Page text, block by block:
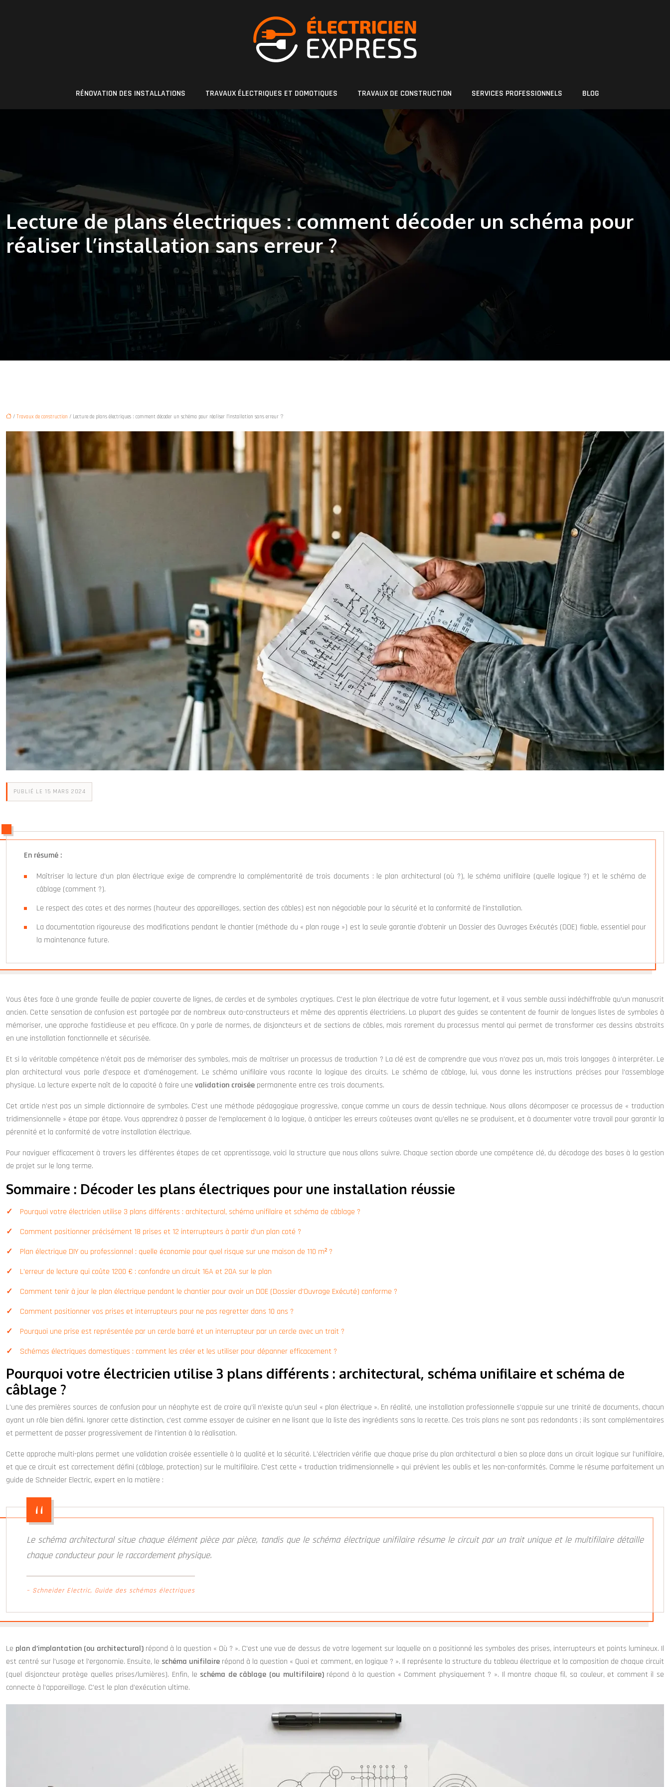
RÉNOVATION DES INSTALLATIONS TRAVAUX ÉLECTRIQUES ET DOMOTIQUES TRAVAUX DE CONSTRUCTION SERVICES PROFESSIONNELS BLOG
Lecture de plans électriques : comment décoder un schéma pour
réaliser l’installation sans erreur ?
/ Travaux de construction / Lecture de plans électriques : comment décoder un schéma pour réaliser l’installation sans erreur ?
PUBLIÉ LE 15 MARS 2024
En résumé :
Maîtriser la lecture d’un plan électrique exige de comprendre la complémentarité de trois documents : le plan architectural (où ?), le schéma unifilaire (quelle logique ?) et le schéma de
câblage (comment ?).
Le respect des cotes et des normes (hauteur des appareillages, section des câbles) est non négociable pour la sécurité et la conformité de l’installation.
La documentation rigoureuse des modifications pendant le chantier (méthode du « plan rouge ») est la seule garantie d’obtenir un Dossier des Ouvrages Exécutés (DOE) fiable, essentiel pour
la maintenance future.
Vous êtes face à une grande feuille de papier couverte de lignes, de cercles et de symboles cryptiques. C’est le plan électrique de votre futur logement, et il vous semble aussi indéchiffrable qu’un manuscrit
ancien. Cette sensation de confusion est partagée par de nombreux auto-constructeurs et même des apprentis électriciens. La plupart des guides se contentent de fournir de longues listes de symboles à
mémoriser, une approche fastidieuse et peu efficace. On y parle de normes, de disjoncteurs et de sections de câbles, mais rarement du processus mental qui permet de transformer ces dessins abstraits
en une installation fonctionnelle et sécurisée.
Et si la véritable compétence n’était pas de mémoriser des symboles, mais de maîtriser un processus de traduction ? La clé est de comprendre que vous n’avez pas un, mais trois langages à interpréter. Le
plan architectural vous parle d’espace et d’aménagement. Le schéma unifilaire vous raconte la logique des circuits. Le schéma de câblage, lui, vous donne les instructions précises pour l’assemblage
physique. La lecture experte naît de la capacité à faire une validation croisée permanente entre ces trois documents.
Cet article n’est pas un simple dictionnaire de symboles. C’est une méthode pédagogique progressive, conçue comme un cours de dessin technique. Nous allons décomposer ce processus de « traduction
tridimensionnelle » étape par étape. Vous apprendrez à passer de l’emplacement à la logique, à anticiper les erreurs coûteuses avant qu’elles ne se produisent, et à documenter votre travail pour garantir la
pérennité et la conformité de votre installation électrique.
Pour naviguer efficacement à travers les différentes étapes de cet apprentissage, voici la structure que nous allons suivre. Chaque section aborde une compétence clé, du décodage des bases à la gestion
de projet sur le long terme.
Sommaire : Décoder les plans électriques pour une installation réussie
Pourquoi votre électricien utilise 3 plans différents : architectural, schéma unifilaire et schéma de câblage ?
Comment positionner précisément 18 prises et 12 interrupteurs à partir d’un plan coté ?
Plan électrique DIY ou professionnel : quelle économie pour quel risque sur une maison de 110 m² ?
L’erreur de lecture qui coûte 1200 € : confondre un circuit 16A et 20A sur le plan
Comment tenir à jour le plan électrique pendant le chantier pour avoir un DOE (Dossier d’Ouvrage Exécuté) conforme ?
Comment positionner vos prises et interrupteurs pour ne pas regretter dans 10 ans ?
Pourquoi une prise est représentée par un cercle barré et un interrupteur par un cercle avec un trait ?
Schémas électriques domestiques : comment les créer et les utiliser pour dépanner efficacement ?
Pourquoi votre électricien utilise 3 plans différents : architectural, schéma unifilaire et schéma de
câblage ?
L’une des premières sources de confusion pour un néophyte est de croire qu’il n’existe qu’un seul « plan électrique ». En réalité, une installation professionnelle s’appuie sur une trinité de documents, chacun
ayant un rôle bien défini. Ignorer cette distinction, c’est comme essayer de cuisiner en ne lisant que la liste des ingrédients sans la recette. Ces trois plans ne sont pas redondants ; ils sont complémentaires
et permettent de passer progressivement de l’intention à la réalisation.
Cette approche multi-plans permet une validation croisée essentielle à la qualité et la sécurité. L’électricien vérifie que chaque prise du plan architectural a bien sa place dans un circuit logique sur l’unifilaire,
et que ce circuit est correctement défini (câblage, protection) sur le multifilaire. C’est cette « traduction tridimensionnelle » qui prévient les oublis et les non-conformités. Comme le résume parfaitement un
guide de Schneider Electric, expert en la matière :
Le schéma architectural situe chaque élément pièce par pièce, tandis que le schéma électrique unifilaire résume le circuit par un trait unique et le multifilaire détaille
chaque conducteur pour le raccordement physique.
– Schneider Electric, Guide des schémas électriques
Le plan d’implantation (ou architectural) répond à la question « Où ? ». C’est une vue de dessus de votre logement sur laquelle on a positionné les symboles des prises, interrupteurs et points lumineux. Il
est centré sur l’usage et l’ergonomie. Ensuite, le schéma unifilaire répond à la question « Quoi et comment, en logique ? ». Il représente la structure du tableau électrique et la composition de chaque circuit
(quel disjoncteur protège quelles prises/lumières). Enfin, le schéma de câblage (ou multifilaire)répond à la question « Comment physiquement ? ». Il montre chaque fil, sa couleur, et comment il se
connecte à l’appareillage. C’est le plan d’exécution ultime.